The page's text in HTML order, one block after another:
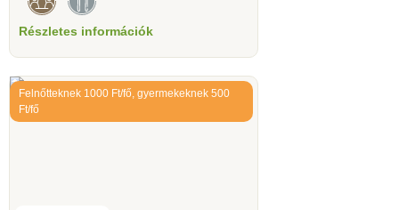
Részletes információk
Felnőtteknek 1000 Ft/fő, gyermekeknek 500
Ft/fő